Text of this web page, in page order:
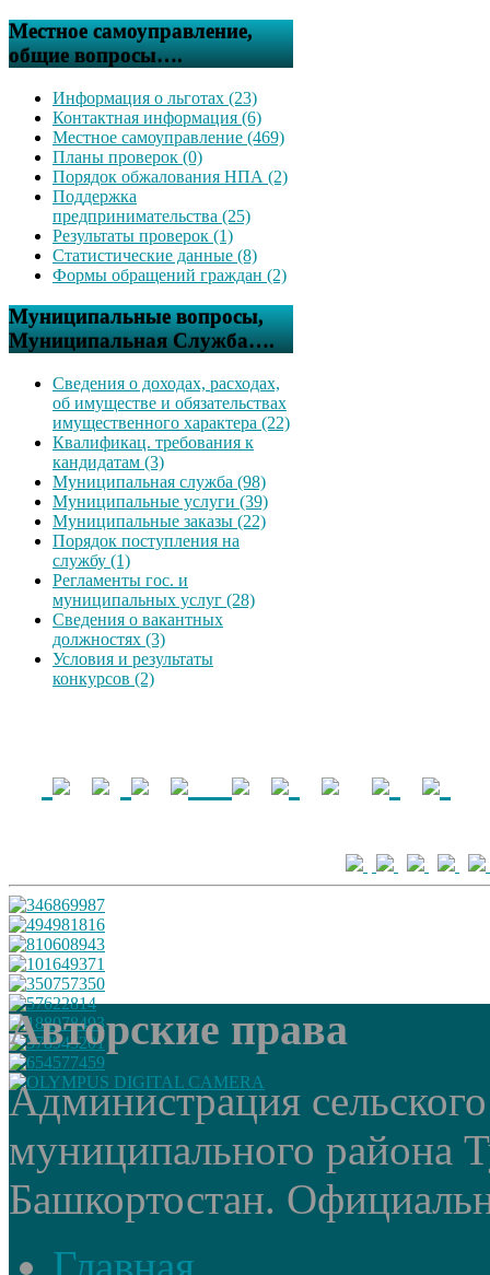
Местное самоуправление,
общие вопросы….
Информация о льготах (23)
Контактная информация (6)
Местное самоуправление (469)
Планы проверок (0)
Порядок обжалования НПА (2)
Поддержка
предпринимательства (25)
Результаты проверок (1)
Статистические данные (8)
Формы обращений граждан (2)
Муниципальные вопросы,
Муниципальная Служба….
Сведения о доходах, расходах,
об имуществе и обязательствах
имущественного характера (22)
Квалификац. требования к
кандидатам (3)
Муниципальная служба (98)
Муниципальные услуги (39)
Муниципальные заказы (22)
Порядок поступления на
службу (1)
Регламенты гос. и
муниципальных услуг (28)
Сведения о вакантных
должностях (3)
Условия и результаты
конкурсов (2)
Авторские права
Администрация
муниципального района
Башкортостан.
Главная